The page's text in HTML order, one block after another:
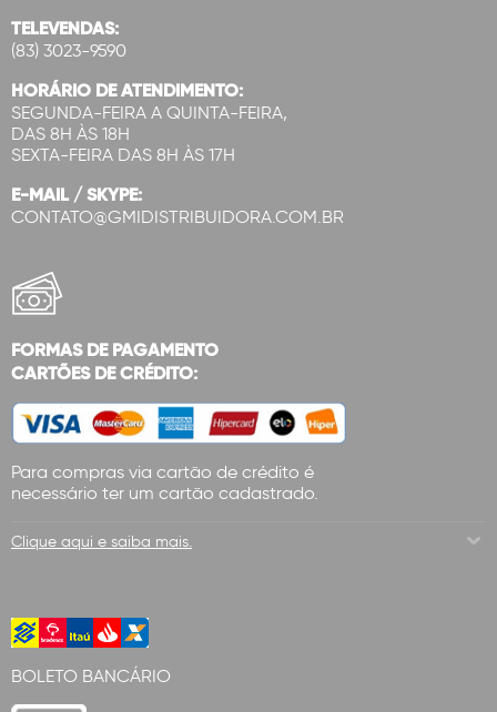
TELEVENDAS:
(83) 3023-9590
HORÁRIO DE ATENDIMENTO:
SEGUNDA-FEIRA A QUINTA-FEIRA,
DAS 8H ÀS 18H
SEXTA-FEIRA DAS 8H ÀS 17H
E-MAIL / SKYPE:
CONTATO@GMIDISTRIBUIDORA.COM.BR
FORMAS DE PAGAMENTO
CARTÕES DE CRÉDITO:
Para compras via cartão de crédito é
necessário ter um cartão cadastrado.
Clique aqui e saiba mais.
BOLETO BANCÁRIO